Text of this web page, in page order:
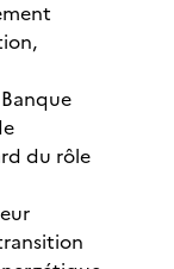
du rôle